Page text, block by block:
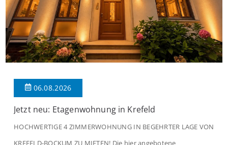
06.08.2026
Jetzt neu: Etagenwohnung in Krefeld
HOCHWERTIGE 4 ZIMMERWOHNUNG IN BEGEHRTER LAGE VON
KREFELD-BOCKUM ZU MIETEN! Die hier angebotene